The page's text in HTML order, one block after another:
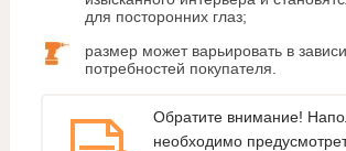
для посторонних глаз;
размер может варьировать в
потребностей покупателя.
Обратите внимание!
необходимо